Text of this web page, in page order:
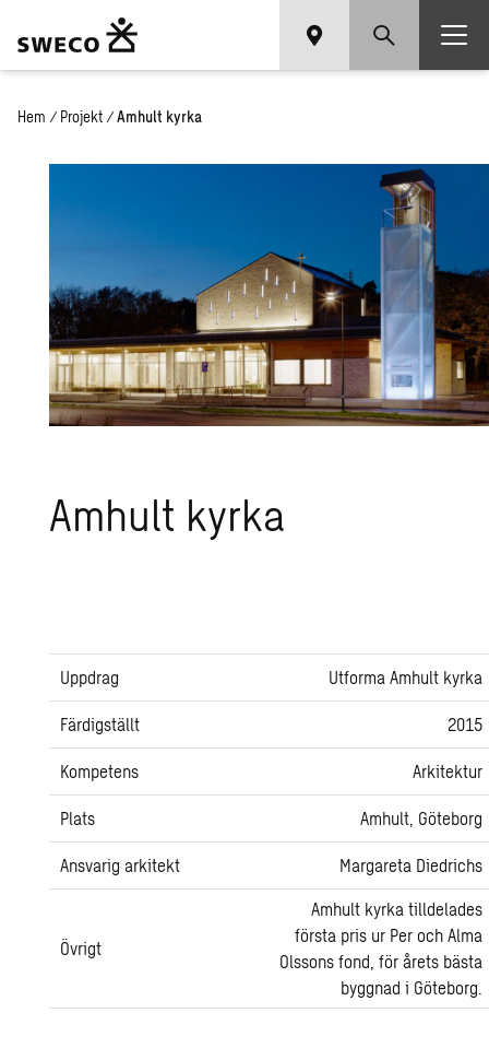
Hem / Projekt / Amhult kyrka
Am­hult kyrka
Uppdrag Utforma Amhult kyrka
Färdigställt 2015
Kompetens Arkitektur
Plats Amhult, Göteborg
Ansvarig arkitekt Margareta Diedrichs
Övrigt
Amhult kyrka tilldelades
första pris ur Per och Alma
Olssons fond, för årets bästa
byggnad i Göteborg.